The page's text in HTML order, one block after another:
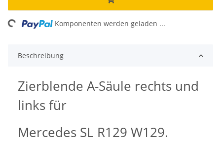
Komponenten werden geladen ...
Beschreibung
Zierblende A-Säule rechts und
links für
Mercedes SL R129 W129.